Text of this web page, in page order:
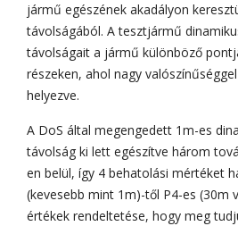
jármű egészének akadályon
távolságából. A tesztjármű
távolságait a jármű különböző
részeken, ahol nagy
helyezve.
A DoS által megengedett 1m-es
távolság ki lett egészítve három
en belül, így 4 behatolási mértéket
(kevesebb mint 1m)-től P4-es (30m
értékek rendeltetése, hogy meg